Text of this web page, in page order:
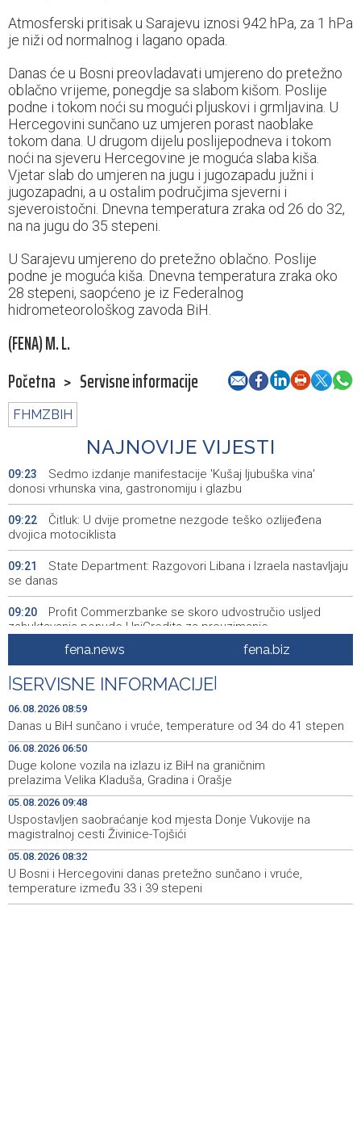
Atmosferski pritisak u Sarajevu iznosi 942 hPa, za 1 hPa
je niži od normalnog i lagano opada.
Danas će u Bosni preovladavati umjereno do pretežno
oblačno vrijeme, ponegdje sa slabom kišom. Poslije
podne i tokom noći su mogući pljuskovi i grmljavina. U
Hercegovini sunčano uz umjeren porast naoblake
tokom dana. U drugom dijelu poslijepodneva i tokom
noći na sjeveru Hercegovine je moguća slaba kiša.
Vjetar slab do umjeren na jugu i jugozapadu južni i
jugozapadni, a u ostalim područjima sjeverni i
sjeveroistočni. Dnevna temperatura zraka od 26 do 32,
na na jugu do 35 stepeni.
U Sarajevu umjereno do pretežno oblačno. Poslije
podne je moguća kiša. Dnevna temperatura zraka oko
28 stepeni, saopćeno je iz Federalnog
hidrometeorološkog zavoda BiH.
(FENA) M. L.
Početna > Servisne informacije
FHMZBIH
NAJNOVIJE VIJESTI
09:23
Sedmo izdanje manifestacije 'Kušaj ljubuška vina'
donosi vrhunska vina, gastronomiju i glazbu
09:22
Čitluk: U dvije prometne nezgode teško ozlijeđena
dvojica motociklista
09:21
State Department: Razgovori Libana i Izraela nastavljaju
se danas
09:20
Profit Commerzbanke se skoro udvostručio usljed
zahuktavanja ponude UniCredita za preuzimanje
EUFOR izveo vježbu nedaleko od Foče, uoči vježbe 'Brzi
odgovor 2026'
09:10
Kantonalni ured Zenica jedini prikupio više poreza nego
prošle godine
09:09 Travnik: Noć robotike privukla veliki broj građana (VIDEO)
09:06
Više požara zabilježeno u HNŽ-u, vatrogasci i dalje na
terenu kod Konjica
08:59
Danas u BiH sunčano i vruće, temperature od 34 do 41
stepen
08:58
POLITICO: Zašto ljudi žele posao u Evropskoj komisiji — i
zašto toliko mnogo njih završi nesretno?
fena.news fena.biz
SERVISNE INFORMACIJE
06.08.2026 08:59
Danas u BiH sunčano i vruće, temperature od 34 do 41 stepen
06.08.2026 06:50
Duge kolone vozila na izlazu iz BiH na graničnim
prelazima Velika Kladuša, Gradina i Orašje
05.08.2026 09:48
Uspostavljen saobraćanje kod mjesta Donje Vukovije na
magistralnoj cesti Živinice-Tojšići
05.08.2026 08:32
U Bosni i Hercegovini danas pretežno sunčano i vruće,
temperature između 33 i 39 stepeni